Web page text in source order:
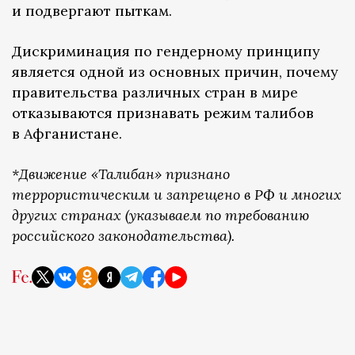
и подвергают пыткам.
Дискриминация по гендерному принципу
является одной из основных причин, почему
правительства различных стран в мире
отказываются признавать режим талибов
в Афганистане.
*Движение «Талибан» признано
террористическим и запрещено в РФ и многих
других странах (указываем по требованию
российского законодательства).